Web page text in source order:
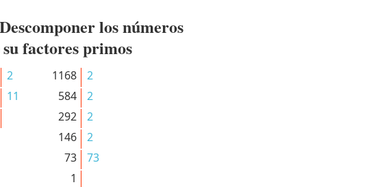
los números
factores primos
2
11
1168
2
584
2
292
2
146
2
73
73
1